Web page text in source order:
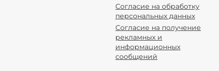
Согласие на обработку
персональных данных
Согласие на получение
рекламных и
информационных
сообщений